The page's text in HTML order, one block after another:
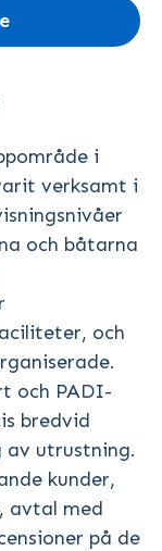
i
verksamt i
och båtarna
och
och PADI-
bredvid
av utrustning.
kunder,
avtal med
på de